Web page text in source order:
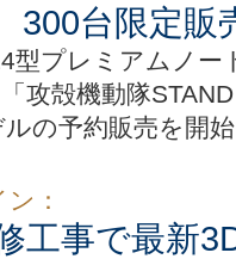
台限定販
型プレミアムノー
攻殻機動隊
の予約販売を開
：
工事で最新